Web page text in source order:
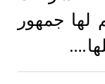
لها جمهور